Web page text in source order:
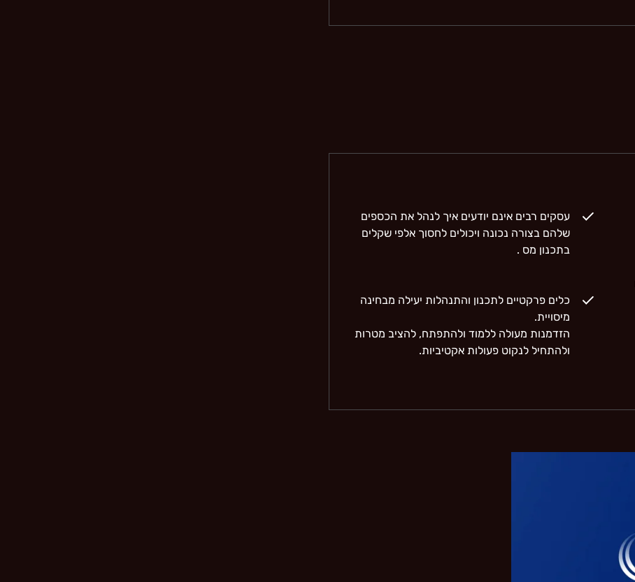
עסקים רבים אינם יודעים איך לנהל את הכספים
שלהם בצורה נכונה ויכולים לחסוך אלפי שקלים
בתכנון מס .
כלים פרקטיים לתכנון והתנהלות יעילה מבחינה
מיסויית.
הזדמנות מעולה ללמוד ולהתפתח, להציב מטרות
ולהתחיל לנקוט פעולות אקטיביות.